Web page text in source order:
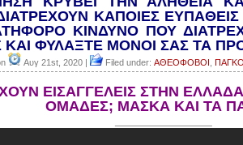
ΚΑΠΟΙΕΣ
ΚΙΝΔΥΝΟ ΠΟΥ
ΚΑΙ ΦΥΛΑΞΤΕ ΜΟΝΟΙ ΣΑΣ ΤΑ
Αυγ 21st, 2020 | Filed under: ΑΘΕΟΦΟΒΟΙ
ΕΙΣΑΓΓΕΛΕΙΣ ΣΤΗΝ
ΟΜΑΔΕΣ; ΜΑΣΚΑ ΚΑΙ ΤΑ